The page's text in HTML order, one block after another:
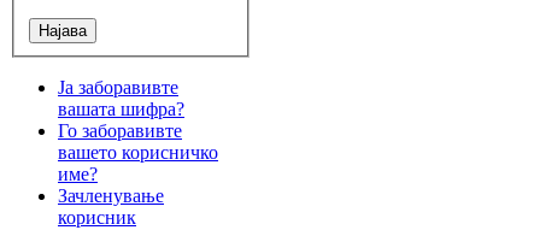
Ја заборавивте
вашата шифра?
Го заборавивте
вашето корисничко
име?
Зачленување
корисник